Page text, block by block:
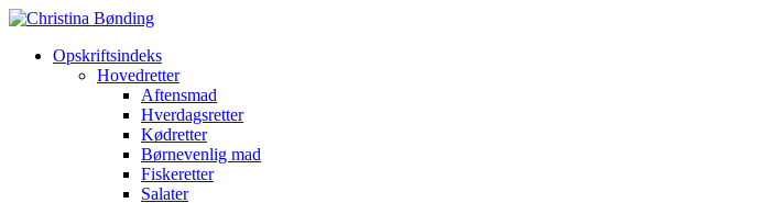
Opskriftsindeks
Hovedretter
Aftensmad
Hverdagsretter
Kødretter
Børnevenlig mad
Fiskeretter
Salater